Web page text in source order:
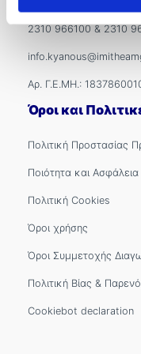
2310 966100 & 2310
Αρ. Γ.Ε.ΜΗ.:
Όροι και
Πολιτική Προστασίας
Ποιότητα και Ασφάλεια
Πολιτική Cookies
Όροι χρήσης
Όροι Συμμετοχής
Πολιτική Βίας &
Cookiebot declaration